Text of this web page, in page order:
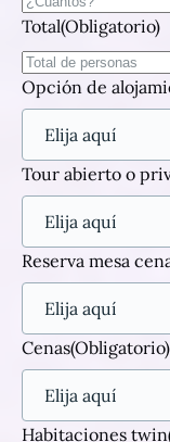
Total(Obligatorio)
Opción de
Tour abierto o
Reserva mesa
Cenas(Obligatorio)
Habitaciones twin